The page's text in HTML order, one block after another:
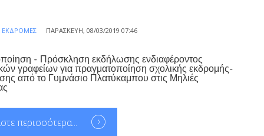
ΕΚΔΡΟΜΈΣ ΠΑΡΑΣΚΕΥΉ, 08/03/2019 07:46
- Πρόσκληση εκδήλωσης ενδιαφέροντος
γραφείων για πραγματοποίηση σχολικής εκδρομής-
από το Γυμνάσιο Πλατύκαμπου στις Μηλιές
περισσότερα...